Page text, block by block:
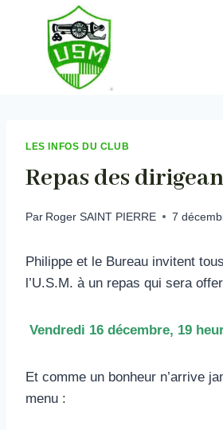
LES INFOS DU CLUB
Repas des
Par Roger SAINT PIERRE 7
Philippe et le Bureau invitent
l’U.S.M. à un repas qui sera
Vendredi 16 décembre, 19
Et comme un bonheur n’arrive
menu :